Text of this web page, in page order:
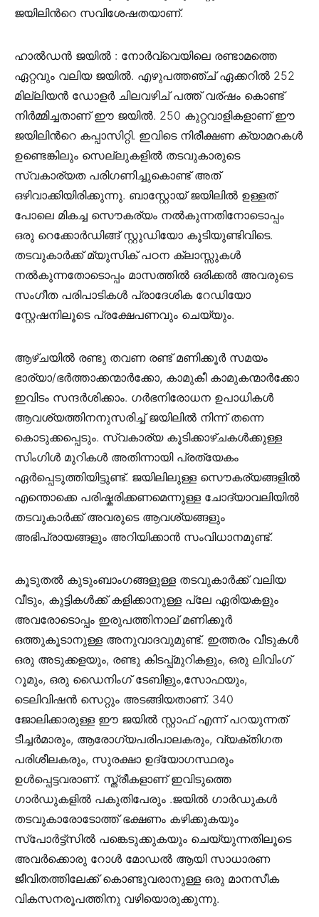
ജയിലിന്‍റെ സവിശേഷതയാണ്.
ഹാല്‍ഡന്‍ ജയില്‍ : നോര്‍വ്വെയിലെ രണ്ടാമത്തെ
ഏറ്റവും വലിയ ജയില്‍. എഴുപത്തഞ്ച് ഏക്കറില്‍ 252
മില്ലിയന്‍ ഡോളര്‍ ചിലവഴിച് പത്ത് വര്ഷം കൊണ്ട്
നിര്‍മ്മിച്ചതാണ് ഈ ജയില്‍. 250 കുറ്റവാളികളാണ് ഈ
ജയിലിന്‍റെ കപ്പാസിറ്റി. ഇവിടെ നിരീക്ഷണ ക്യാമറകള്‍
ഉണ്ടെങ്കിലും സെല്ലുകളില്‍ തടവുകാരുടെ
സ്വകാര്യത പരിഗണിച്ചുകൊണ്ട് അത്
ഒഴിവാക്കിയിരിക്കുന്നു. ബാസ്റ്റോയ് ജയിലില്‍ ഉള്ളത്
പോലെ മികച്ച സൌകര്യം നല്‍കുന്നതിനോടൊപ്പം
ഒരു റെക്കോര്‍ഡിങ്ങ് സ്റ്റുഡിയോ കൂടിയുണ്ടിവിടെ.
തടവുകാര്‍ക്ക് മ്യുസിക് പഠന ക്ലാസ്സുകള്‍
നല്‍കുന്നതോടൊപ്പം മാസത്തില്‍ ഒരിക്കല്‍ അവരുടെ
സംഗീത പരിപാടികള്‍ പ്രാദേശിക റേഡിയോ
സ്റ്റേഷനിലൂടെ പ്രക്ഷേപണവും ചെയ്യും.
ആഴ്ചയില്‍ രണ്ടു തവണ രണ്ട് മണിക്കൂര്‍ സമയം
ഭാര്യാ/ഭര്‍ത്താക്കന്മാര്‍ക്കോ, കാമുകീ കാമുകന്മാര്‍ക്കോ
ഇവിടം സന്ദര്‍ശിക്കാം. ഗര്‍ഭനിരോധന ഉപാധികള്‍
ആവശ്യത്തിനനുസരിച്ച് ജയിലില്‍ നിന്ന് തന്നെ
കൊടുക്കപ്പെടും. സ്വകാര്യ കൂടിക്കാഴ്ചകള്‍ക്കുള്ള
സിംഗിള്‍ മുറികള്‍ അതിന്നായി പ്രത്യേകം
ഏര്‍പ്പെടുത്തിയിട്ടുണ്ട്. ജയിലിലുള്ള സൌകര്യങ്ങളില്‍
എന്തൊക്കെ പരിഷ്കരിക്കണമെന്നുള്ള ചോദ്യാവലിയില്‍
തടവുകാര്‍ക്ക് അവരുടെ ആവശ്യങ്ങളും
അഭിപ്രായങ്ങളും അറിയിക്കാന്‍ സംവിധാനമുണ്ട്.
കൂടുതല്‍ കുടുംബാംഗങ്ങളുള്ള തടവുകാര്‍ക്ക് വലിയ
വീടും, കുട്ടികള്‍ക്ക് കളിക്കാനുള്ള പ്ലേ ഏരിയകളും
അവരോടൊപ്പം ഇരുപത്തിനാല് മണിക്കൂര്‍
ഒത്തുകൂടാനുള്ള അനുവാദവുമുണ്ട്. ഇത്തരം വീടുകള്‍
ഒരു അടുക്കളയും, രണ്ടു കിടപ്പ്മുറികളും, ഒരു ലിവിംഗ്
റൂമും, ഒരു ഡൈനിംഗ് ടേബിളും,സോഫയും,
ടെലിവിഷന്‍ സെറ്റും അടങ്ങിയതാണ്. 340
ജോലിക്കാരുള്ള ഈ ജയില്‍ സ്റ്റാഫ് എന്ന് പറയുന്നത്
ടീച്ചര്‍മാരും, ആരോഗ്യപരിപാലകരും, വ്യക്തിഗത
പരിശീലകരും, സുരക്ഷാ ഉദ്യോഗസ്ഥരും
ഉള്‍പ്പെട്ടവരാണ്. സ്ത്രീകളാണ് ഇവിടുത്തെ
ഗാര്‍ഡുകളില്‍ പകുതിപേരും .ജയില്‍ ഗാര്‍ഡുകള്‍
തടവുകാരോടോത്ത് ഭക്ഷണം കഴിക്കുകയും
സ്പോര്‍ട്ട്സില്‍ പങ്കെടുക്കുകയും ചെയ്യുന്നതിലൂടെ
അവര്‍ക്കൊരു റോള്‍ മോഡല്‍ ആയി സാധാരണ
ജീവിതത്തിലേക്ക് കൊണ്ടുവരാനുള്ള ഒരു മാനസീക
വികസനരൂപത്തിനു വഴിയൊരുക്കുന്നു.